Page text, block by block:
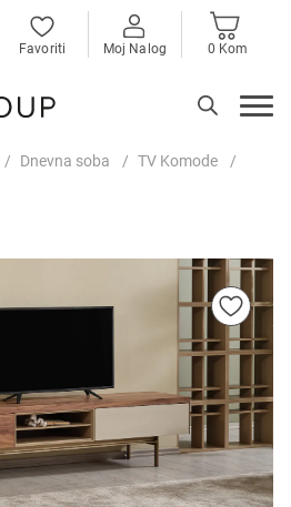
Favoriti Moj Nalog 0 Kom
Dnevna soba
TV Komode